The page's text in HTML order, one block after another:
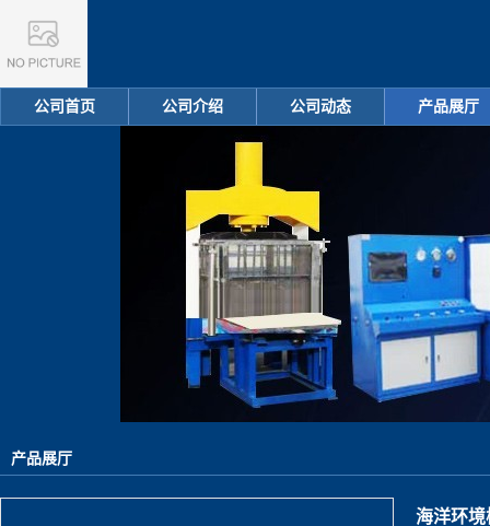
公司首页 公司介绍 公司动态 产品展厅
产品展厅
海洋环境